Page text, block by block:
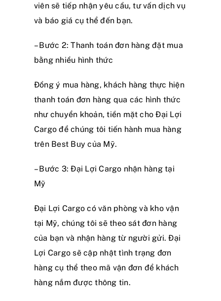
viên sẽ tiếp nhận yêu cầu, tư vấn dịch vụ
và báo giá cụ thể đến bạn.
– Bước 2: Thanh toán đơn hàng đặt mua
bằng nhiều hình thức
Đồng ý mua hàng, khách hàng thực hiện
thanh toán đơn hàng qua các hình thức
như chuyển khoản, tiền mặt cho Đại Lợi
Cargo để chúng tôi tiến hành mua hàng
trên Best Buy của Mỹ.
– Bước 3: Đại Lợi Cargo nhận hàng tại
Mỹ
Đại Lợi Cargo có văn phòng và kho vận
tại Mỹ, chúng tôi sẽ theo sát đơn hàng
của bạn và nhận hàng từ người gửi. Đại
Lợi Cargo sẽ cập nhật tình trạng đơn
hàng cụ thể theo mã vận đơn để khách
hàng nắm được thông tin.